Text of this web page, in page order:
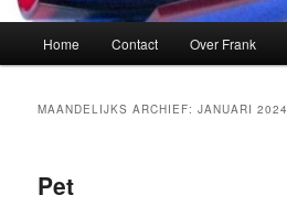
Home Contact Over Frank
MAANDELIJKS ARCHIEF:JANUARI 2024
Pet